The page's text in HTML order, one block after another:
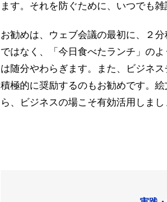
ます。それを防ぐために、いつでも
お勧めは、ウェブ会議の最初に、２
ではなく、「今日食べたランチ」の
は随分やわらぎます。また、ビジネ
積極的に奨励するのもお勧めです。
ら、ビジネスの場こそ有効活用しまし